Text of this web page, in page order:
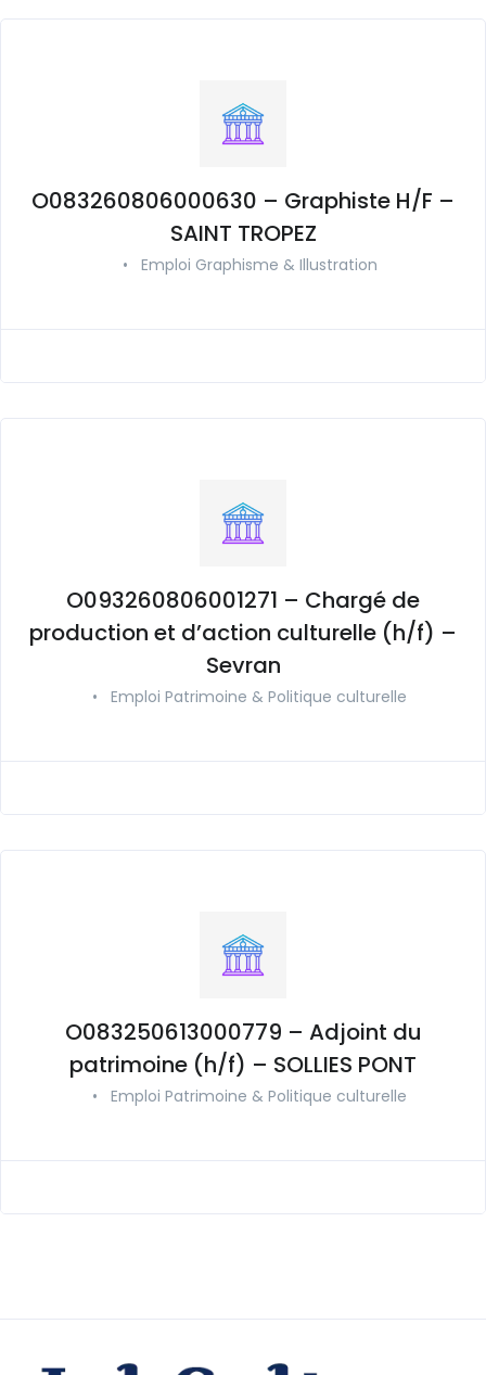
O083260806000630 – Graphiste H/F –
SAINT TROPEZ
• Emploi Graphisme & Illustration
O093260806001271 – Chargé de
production et d’action culturelle (h/f) –
Sevran
• Emploi Patrimoine & Politique culturelle
O083250613000779 – Adjoint du
patrimoine (h/f) – SOLLIES PONT
• Emploi Patrimoine & Politique culturelle